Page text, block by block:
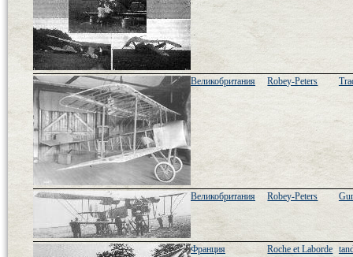
Великобритания Robey-Peters
Великобритания Robey-Peters
Франция Roche et Laborde